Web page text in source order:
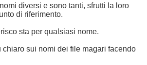
diversi e sono tanti, sfrutti la loro
di riferimento.
sta per qualsiasi nome.
chiaro sui nomi dei file magari facendo